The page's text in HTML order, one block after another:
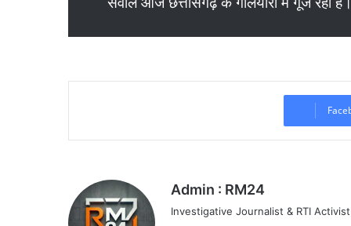
Admin : RM24
Investigative Journalist & RTI Activist